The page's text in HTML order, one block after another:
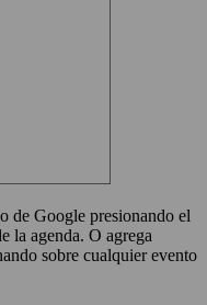
de Google presionando el
la agenda. O agrega
sobre cualquier evento